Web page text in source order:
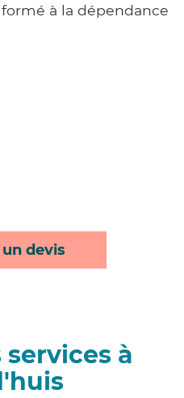
à la dépendance
devis
à